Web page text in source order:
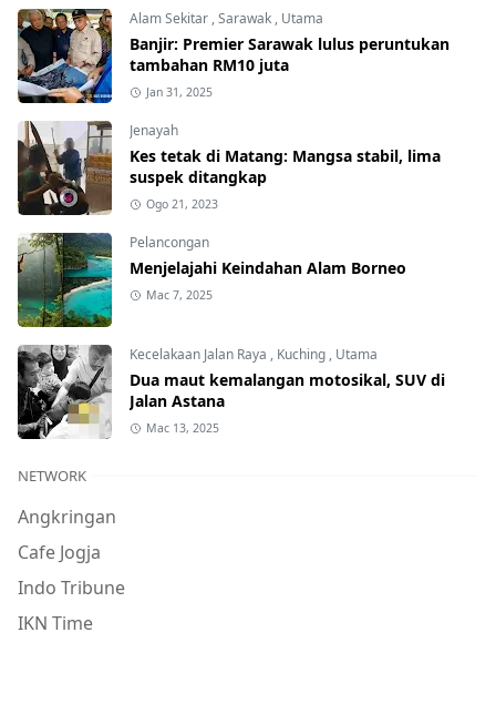
Alam Sekitar ,Sarawak , Utama
Banjir: Premier Sarawak lulus peruntukan
tambahan RM10 juta
Jan 31, 2025
Jenayah
Kes tetak di Matang: Mangsa stabil, lima
suspek ditangkap
Ogo 21, 2023
Pelancongan
Menjelajahi Keindahan Alam Borneo
Mac 7, 2025
Kecelakaan Jalan Raya , Kuching , Utama
Dua maut kemalangan motosikal, SUV di
Jalan Astana
Mac 13, 2025
NETWORK
Angkringan
Cafe Jogja
Indo Tribune
IKN Time